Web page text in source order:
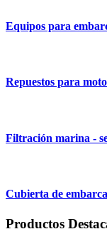
Equipos para
Repuestos para
Filtración marina -
Cubierta de
Productos